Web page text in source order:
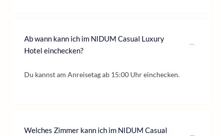
Ab wann kann ich im NIDUM Casual Luxury
Hotel einchecken?
Du kannst am Anreisetag ab 15:00 Uhr einchecken.
Welches Zimmer kann ich im NIDUM Casual